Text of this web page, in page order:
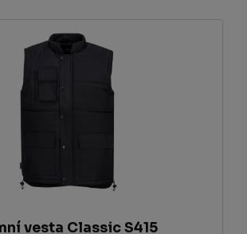
vesta Classic S415